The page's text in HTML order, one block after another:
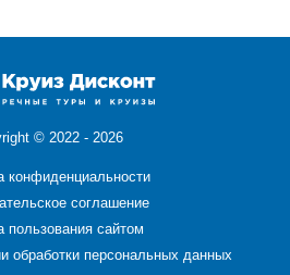
© 2022 - 2026
конфиденциальности
соглашение
пользования сайтом
обработки персональных данных